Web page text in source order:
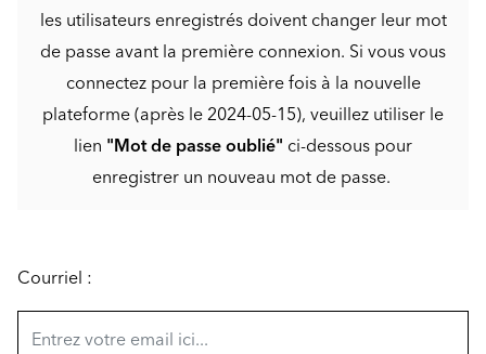
les utilisateurs enregistrés doivent changer leur mot
de passe avant la première connexion. Si vous vous
connectez pour la première fois à la nouvelle
plateforme (après le 2024-05-15), veuillez utiliser le
lien "Mot de passe oublié" ci-dessous pour
enregistrer un nouveau mot de passe.
Courriel :